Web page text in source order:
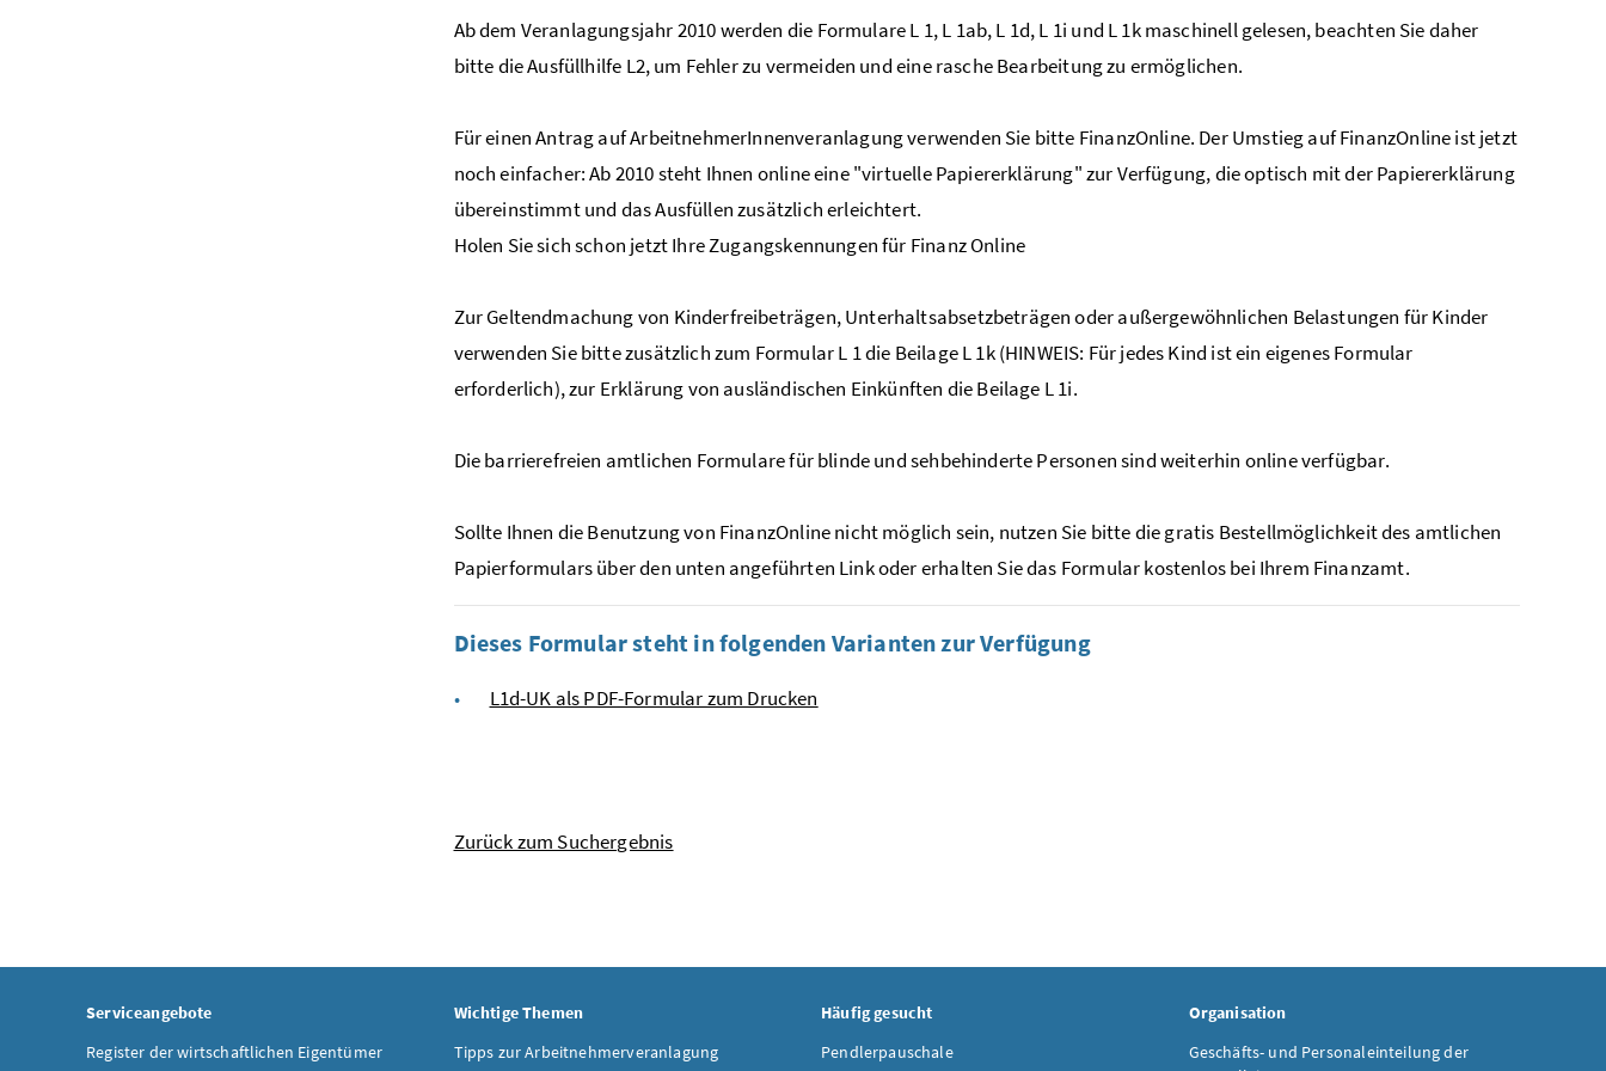
Ab dem Veranlagungsjahr 2010 werden die Formulare L 1, L 1ab, L 1d, L 1i und L 1k maschinell gelesen, beachten Sie daher
bitte die Ausfüllhilfe L2, um Fehler zu vermeiden und eine rasche Bearbeitung zu ermöglichen.
Für einen Antrag auf ArbeitnehmerInnenveranlagung verwenden Sie bitte FinanzOnline. Der Umstieg auf FinanzOnline ist jetzt
noch einfacher: Ab 2010 steht Ihnen online eine "virtuelle Papiererklärung" zur Verfügung, die optisch mit der Papiererklärung
übereinstimmt und das Ausfüllen zusätzlich erleichtert.
Holen Sie sich schon jetzt Ihre Zugangskennungen für Finanz Online
Zur Geltendmachung von Kinderfreibeträgen, Unterhaltsabsetzbeträgen oder außergewöhnlichen Belastungen für Kinder
verwenden Sie bitte zusätzlich zum Formular L 1 die Beilage L 1k (HINWEIS: Für jedes Kind ist ein eigenes Formular
erforderlich), zur Erklärung von ausländischen Einkünften die Beilage L 1i.
Die barrierefreien amtlichen Formulare für blinde und sehbehinderte Personen sind weiterhin online verfügbar.
Sollte Ihnen die Benutzung von FinanzOnline nicht möglich sein, nutzen Sie bitte die gratis Bestellmöglichkeit des amtlichen
Papierformulars über den unten angeführten Link oder erhalten Sie das Formular kostenlos bei Ihrem Finanzamt.
Dieses Formular steht in folgenden Varianten zur Verfügung
L1d-UK als PDF-Formular zum Drucken
Zurück zum Suchergebnis
Serviceangebote
Register der wirtschaftlichen Eigentümer
Wichtige Themen
Tipps zur Arbeitnehmerveranlagung
Häufig gesucht
Pendlerpauschale
Organisation
Geschäfts- und Personaleinteilung der